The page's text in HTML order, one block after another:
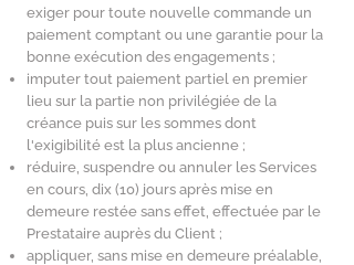
exiger pour toute nouvelle commande un
paiement comptant ou une garantie pour la
bonne exécution des engagements ;
imputer tout paiement partiel en premier
lieu sur la partie non privilégiée de la
créance puis sur les sommes dont
l'exigibilité est la plus ancienne ;
réduire, suspendre ou annuler les Services
en cours, dix (10) jours après mise en
demeure restée sans effet, effectuée par le
Prestataire auprès du Client ;
appliquer, sans mise en demeure préalable,